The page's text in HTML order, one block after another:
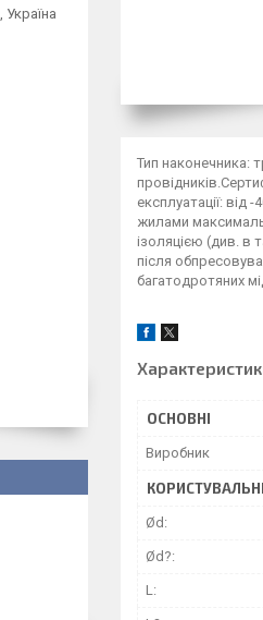
Тип наконечника:
експлуатації: від
жилами
ізоляцією (див. в
після
багатодротяних
ОСНОВНІ
Виробник
Ød:
Ød?:
L: